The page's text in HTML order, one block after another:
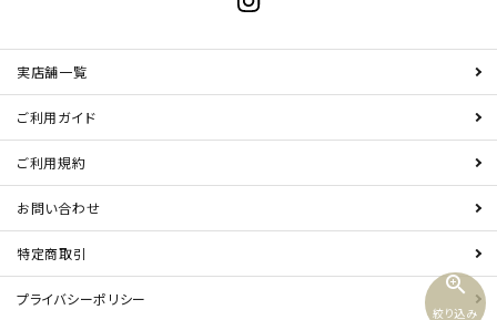
zoom_in
絞り込み
実店舗一覧
ご利用ガイド
ご利用規約
お問い合わせ
特定商取引
プライバシーポリシー